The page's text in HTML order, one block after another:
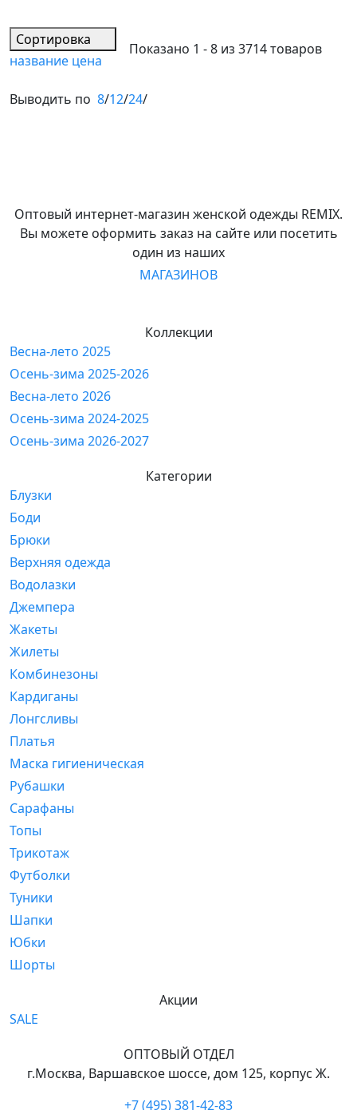
Сортировка
название цена
Показано 1 - 8 из 3714 товаров
Выводить по 8/12/24/
Оптовый интернет-магазин женской одежды REMIX.
Вы можете оформить заказ на сайте или посетить
один из наших
МАГАЗИНОВ
Коллекции
Весна-лето 2025
Осень-зима 2025-2026
Весна-лето 2026
Осень-зима 2024-2025
Осень-зима 2026-2027
Категории
Блузки
Боди
Брюки
Верхняя одежда
Водолазки
Джемпера
Жакеты
Жилеты
Комбинезоны
Кардиганы
Лонгсливы
Платья
Маска гигиеническая
Рубашки
Сарафаны
Топы
Трикотаж
Футболки
Туники
Шапки
Юбки
Шорты
Акции
SALE
ОПТОВЫЙ ОТДЕЛ
г.Москва, Варшавское шоссе, дом 125, корпус Ж.
+7 (495) 381-42-83